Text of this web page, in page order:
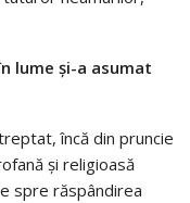
lume și-a asumat
încă din pruncie
și religioasă
spre răspândirea